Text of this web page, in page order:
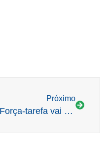
Próximo
Força-tarefa vai avaliar apagões no país